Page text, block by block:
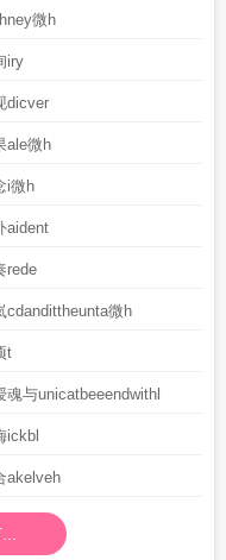
微h
iry
dicver
ale微h
i微h
aident
rede
cdandittheunta微h
t
魂与unicatbeeendwithl
ickbl
akelveh